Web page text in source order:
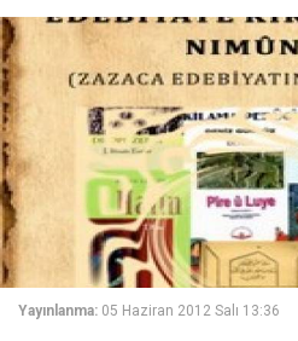
Yayınlanma: 05 Haziran 2012 Salı 13:36